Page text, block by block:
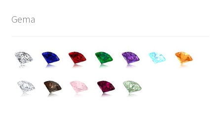
Gema